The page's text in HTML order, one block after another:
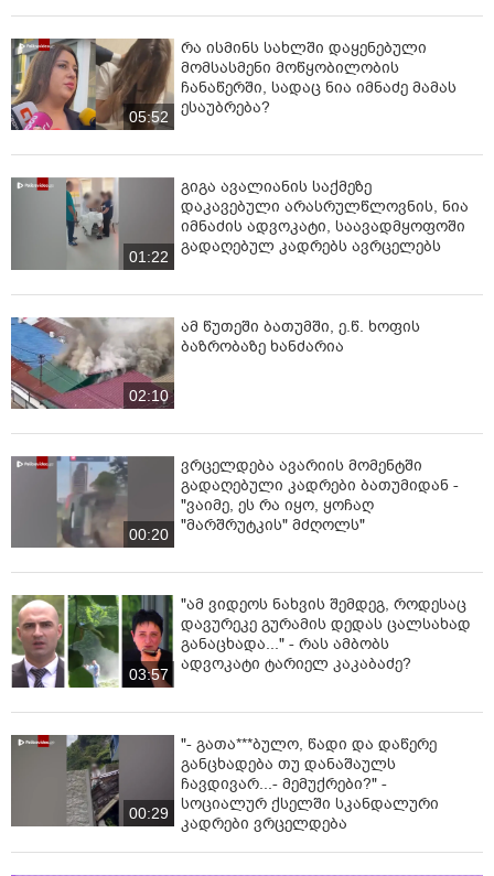
05:52
რა ისმინს სახლში დაყენებული
მომსასმენი მოწყობილობის
ჩანაწერში, სადაც ნია იმნაძე მამას
ესაუბრება?
01:22
გიგა ავალიანის საქმეზე
დაკავებული არასრულწლოვნის, ნია
იმნაძის ადვოკატი, საავადმყოფოში
გადაღებულ კადრებს ავრცელებს
02:10
ამ წუთეში ბათუმში, ე.წ. ხოფის
ბაზრობაზე ხანძარია
00:20
ვრცელდება ავარიის მომენტში
გადაღებული კადრები ბათუმიდან -
"ვაიმე, ეს რა იყო, ყოჩაღ
"მარშრუტკის" მძღოლს"
03:57
"ამ ვიდეოს ნახვის შემდეგ, როდესაც
დავურეკე გურამის დედას ცალსახად
განაცხადა..." - რას ამბობს
ადვოკატი ტარიელ კაკაბაძე?
00:29
"- გათა***ბულო, წადი და დაწერე
განცხადება თუ დანაშაულს
ჩავდივარ...- მემუქრები?" -
სოციალურ ქსელში სკანდალური
კადრები ვრცელდება